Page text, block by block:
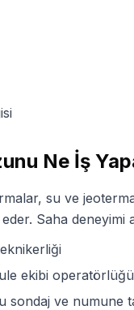
Ne İş
su ve
Saha
ekibi operatörlüğü
sondaj ve numune